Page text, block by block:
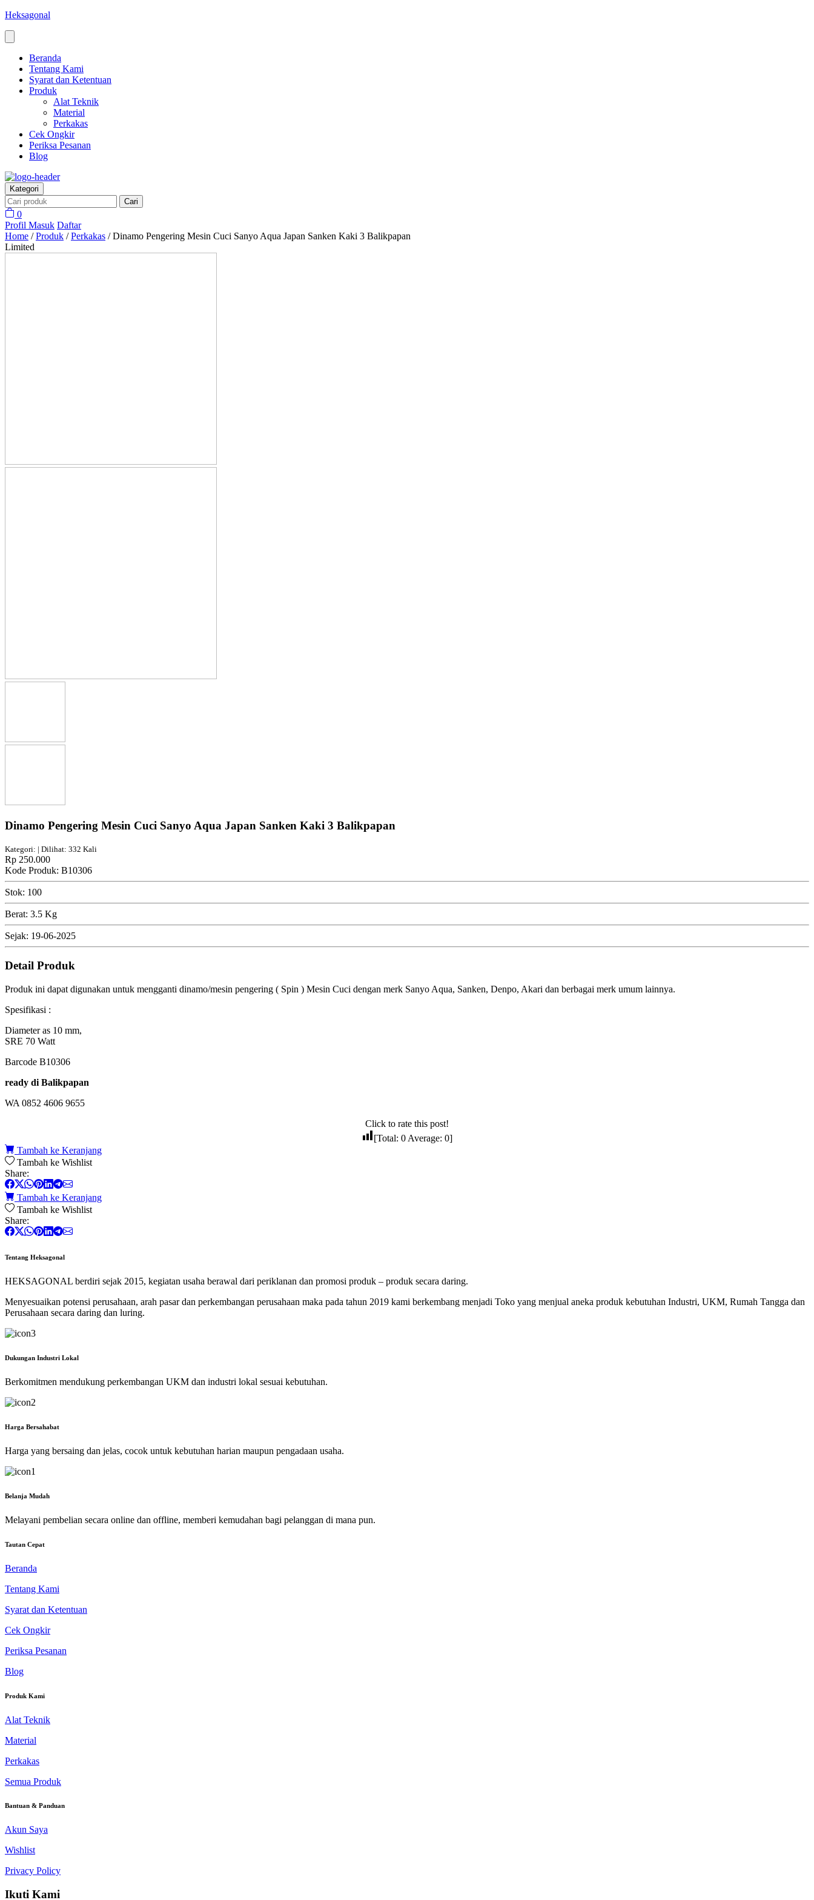
Heksagonal
Beranda
Tentang Kami
Syarat dan Ketentuan
Produk
Alat Teknik
Material
Perkakas
Cek Ongkir
Periksa Pesanan
Blog
Kategori
Cari
0
Profil Masuk Daftar
Home /Produk /Perkakas /Dinamo Pengering Mesin Cuci Sanyo Aqua Japan Sanken Kaki 3 Balikpapan
Limited
Dinamo Pengering Mesin Cuci Sanyo Aqua Japan Sanken Kaki 3 Balikpapan
Kategori: | Dilihat: 332 Kali
Rp 250.000
Kode Produk: B10306
Stok: 100
Berat: 3.5 Kg
Sejak: 19-06-2025
Detail Produk
Produk ini dapat digunakan untuk mengganti dinamo/mesin pengering ( Spin ) Mesin Cuci dengan merk Sanyo Aqua, Sanken, Denpo, Akari dan berbagai merk umum lainnya.
Spesifikasi :
Diameter as 10 mm,
SRE 70 Watt
Barcode B10306
ready di Balikpapan
WA 0852 4606 9655
Click to rate this post!
[Total: 0 Average: 0]
Tambah ke Keranjang
Tambah ke Wishlist
Share:
Tambah ke Keranjang
Tambah ke Wishlist
Share:
Tentang Heksagonal
HEKSAGONAL berdiri sejak 2015, kegiatan usaha berawal dari periklanan dan promosi produk – produk secara daring.
Menyesuaikan potensi perusahaan, arah pasar dan perkembangan perusahaan maka pada tahun 2019 kami berkembang menjadi Toko yang menjual aneka produk kebutuhan Industri, UKM, Rumah Tangga dan
Perusahaan secara daring dan luring.
Dukungan Industri Lokal
Berkomitmen mendukung perkembangan UKM dan industri lokal sesuai kebutuhan.
Harga Bersahabat
Harga yang bersaing dan jelas, cocok untuk kebutuhan harian maupun pengadaan usaha.
Belanja Mudah
Melayani pembelian secara online dan offline, memberi kemudahan bagi pelanggan di mana pun.
Tautan Cepat
Beranda
Tentang Kami
Syarat dan Ketentuan
Cek Ongkir
Periksa Pesanan
Blog
Produk Kami
Alat Teknik
Material
Perkakas
Semua Produk
Bantuan & Panduan
Akun Saya
Wishlist
Privacy Policy
Ikuti Kami